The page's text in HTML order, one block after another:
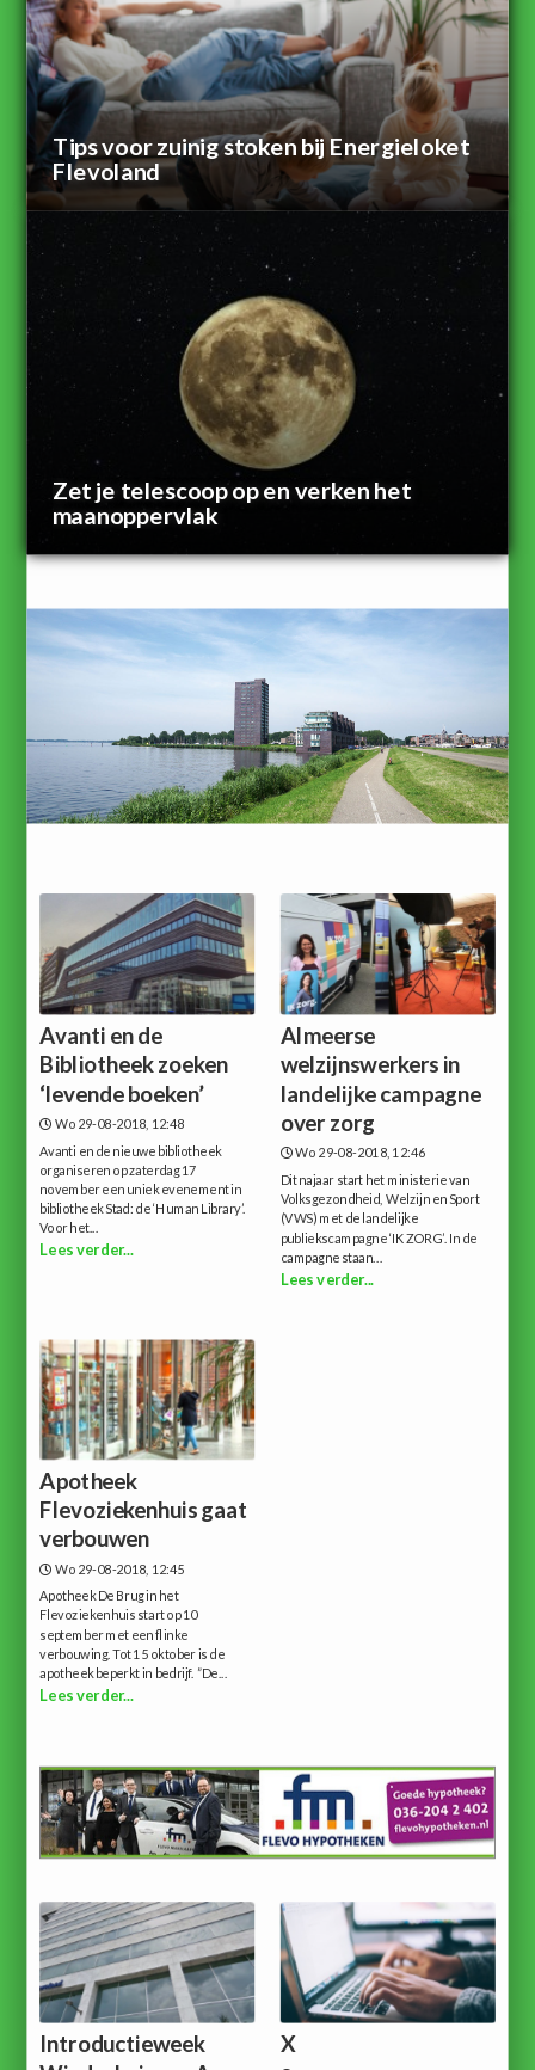
Tips voor zuinig stoken bij Energieloket
Flevoland
Zet je telescoop op en verken het
maanoppervlak
Avanti en de
Bibliotheek zoeken
‘levende boeken’
Wo 29-08-2018, 12:48
Avanti en de nieuwe bibliotheek
organiseren op zaterdag 17
november een uniek evenement in
bibliotheek Stad: de ‘Human Library’.
Voor het...
Lees verder...
Almeerse
welzijnswerkers in
landelijke campagne
over zorg
Wo 29-08-2018, 12:46
Dit najaar start het ministerie van
Volksgezondheid, Welzijn en Sport
(VWS) met de landelijke
publiekscampagne ‘IK ZORG’. In de
campagne staan...
Lees verder...
Apotheek
Flevoziekenhuis gaat
verbouwen
Wo 29-08-2018, 12:45
Apotheek De Brug in het
Flevoziekenhuis start op 10
september met een flinke
verbouwing. Tot 15 oktober is de
apotheek beperkt in bedrijf. ”De...
Lees verder...
Introductieweek
X